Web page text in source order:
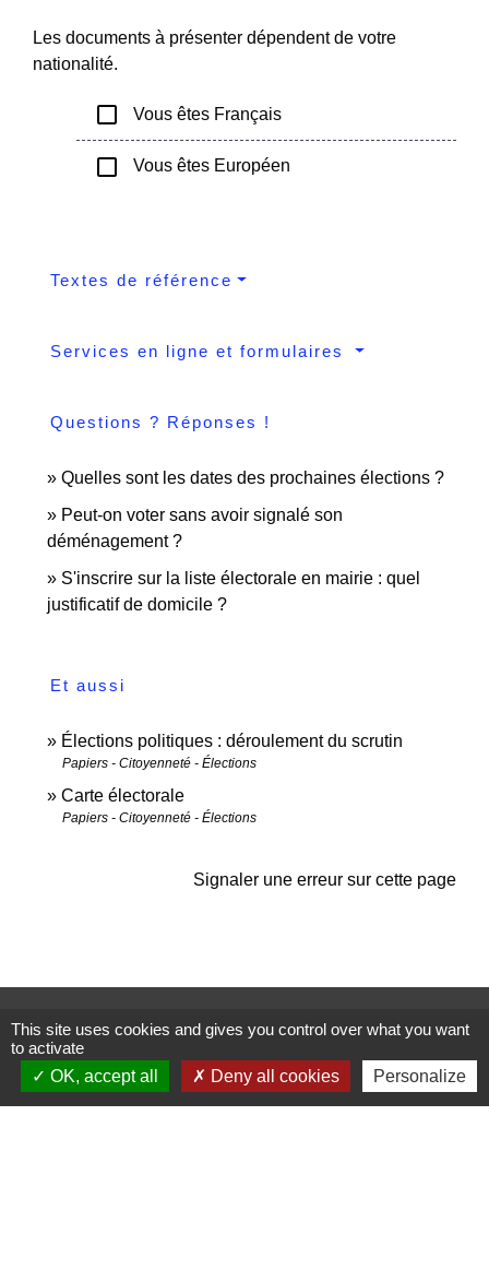
Les documents à présenter dépendent de votre
nationalité.
check_box_outline_blank Vous êtes Français
check_box_outline_blank Vous êtes Européen
Textes de référence
Services en ligne et formulaires
Questions ? Réponses !
Quelles sont les dates des prochaines élections ?
Peut-on voter sans avoir signalé son
déménagement ?
S'inscrire sur la liste électorale en mairie : quel
justificatif de domicile ?
Et aussi
Élections politiques : déroulement du scrutin
Papiers - Citoyenneté - Élections
Carte électorale
Papiers - Citoyenneté - Élections
Signaler une erreur sur cette page
Contactez-nous
30, route Crémieu
38280 Janneyrias - FRANCE
This site uses cookies and gives you control over what you want
to activate
OK, accept all
Deny all cookies Personalize